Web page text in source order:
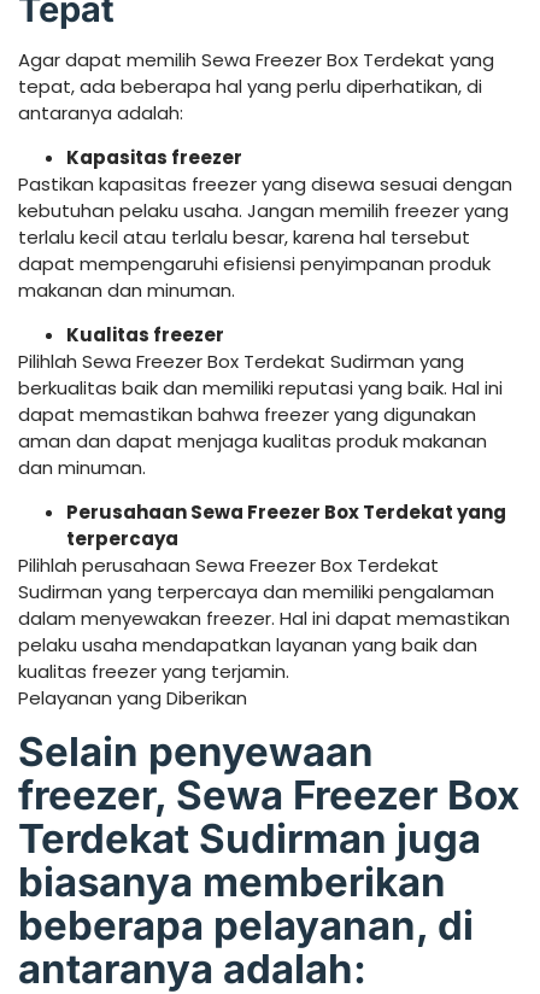
Tepat
Agar dapat memilih Sewa Freezer Box Terdekat yang
tepat, ada beberapa hal yang perlu diperhatikan, di
antaranya adalah:
Kapasitas freezer
Pastikan kapasitas freezer yang disewa sesuai dengan
kebutuhan pelaku usaha. Jangan memilih freezer yang
terlalu kecil atau terlalu besar, karena hal tersebut
dapat mempengaruhi efisiensi penyimpanan produk
makanan dan minuman.
Kualitas freezer
Pilihlah Sewa Freezer Box Terdekat Sudirman yang
berkualitas baik dan memiliki reputasi yang baik. Hal ini
dapat memastikan bahwa freezer yang digunakan
aman dan dapat menjaga kualitas produk makanan
dan minuman.
Perusahaan Sewa Freezer Box Terdekat yang
terpercaya
Pilihlah perusahaan Sewa Freezer Box Terdekat
Sudirman yang terpercaya dan memiliki pengalaman
dalam menyewakan freezer. Hal ini dapat memastikan
pelaku usaha mendapatkan layanan yang baik dan
kualitas freezer yang terjamin.
Pelayanan yang Diberikan
Selain penyewaan
freezer, Sewa Freezer Box
Terdekat Sudirman juga
biasanya memberikan
beberapa pelayanan, di
antaranya adalah: